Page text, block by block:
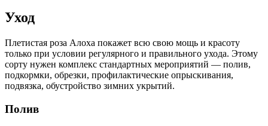
Уход
Плетистая роза Алоха покажет всю свою мощь и красоту
только при условии регулярного и правильного ухода. Этому
сорту нужен комплекс стандартных мероприятий — полив,
подкормки, обрезки, профилактические опрыскивания,
подвязка, обустройство зимних укрытий.
Полив